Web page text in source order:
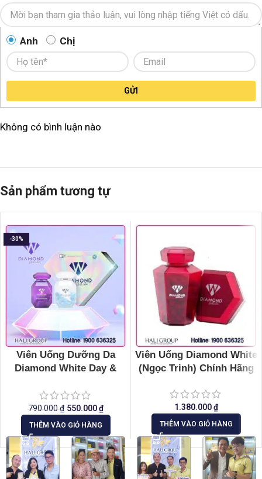
Anh Chị
GỬI
Không có bình luận nào
Sản phẩm tương tự
-30%
Viên Uống Dưỡng Da
Diamond White Day &
790.000₫ 550.000₫
THÊM VÀO GIỎ HÀNG
Viên Uống Diamond White
(Ngọc Trinh) Chính Hãng
1.380.000₫
THÊM VÀO GIỎ HÀNG